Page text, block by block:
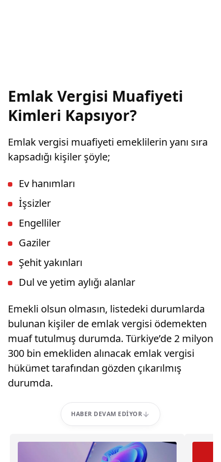
Emlak Vergisi Muafiyeti
Kimleri Kapsıyor?
Emlak vergisi muafiyeti emeklilerin yanı sıra
kapsadığı kişiler şöyle;
Ev hanımları
İşsizler
Engelliler
Gaziler
Şehit yakınları
Dul ve yetim aylığı alanlar
Emekli olsun olmasın, listedeki durumlarda
bulunan kişiler de emlak vergisi ödemekten
muaf tutulmuş durumda. Türkiye’de 2 milyon
300 bin emekliden alınacak emlak vergisi
hükümet tarafından gözden çıkarılmış
durumda.
HABER DEVAM EDIYOR